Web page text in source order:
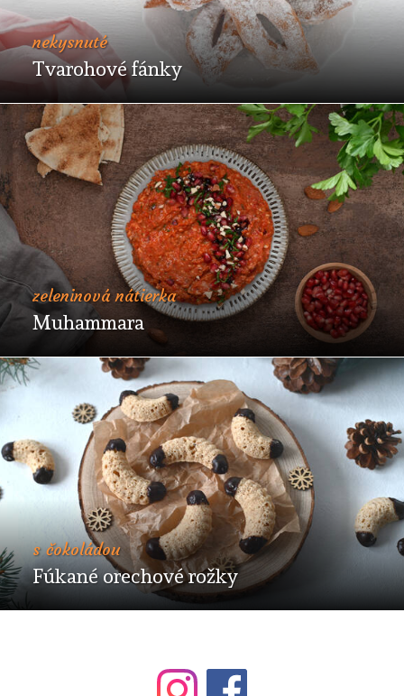
nekysnuté
Tvarohové fánky
zeleninová nátierka
Muhammara
s čokoládou
Fúkané orechové rožky